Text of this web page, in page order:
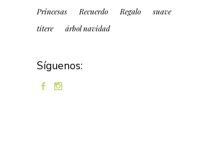
Princesas
Recuerdo Regalo
suave
títere
árbol navidad
Síguenos: